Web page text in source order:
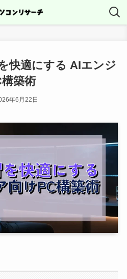
快適にする AIエンジ
築術
年6月22日